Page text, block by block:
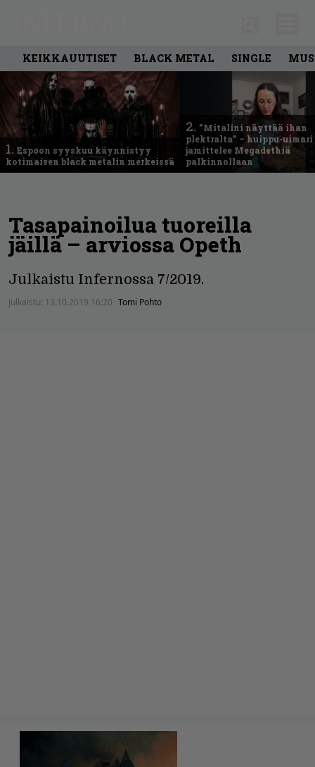
KEIKKAUUTISET BLACK METAL SINGLE
1. Espoon syyskuu käynnistyy
kotimaisen black metalin merkeissä
2. ”Mitalini näyttää ihan
plektralta” – huippu-uimari
jamittelee Megadethiä
palkinnollaan
Tasapainoilua tuoreilla
jäillä – arviossa Opeth
Julkaistu Infernossa 7/2019.
Julkaistu: 13.10.2019 16:20 Tomi Pohto